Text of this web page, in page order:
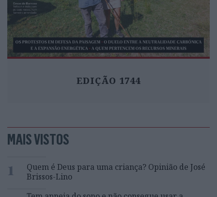
EDIÇÃO 1744
MAIS VISTOS
1
Quem é Deus para uma criança? Opinião de José
Brissos-Lino